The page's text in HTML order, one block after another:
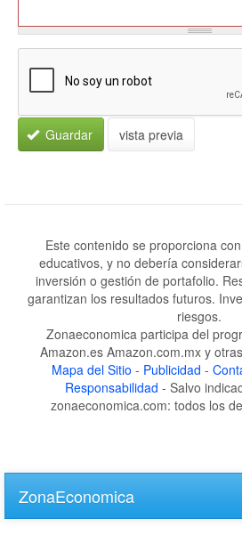
Guardar vista previa
Este contenido se proporciona
educativos, y no debería
inversión o gestión de portafolio.
garantizan los resultados futuros.
riesgos.
Zonaeconomica participa del
Amazon.es Amazon.com.mx y
Mapa del Sitio - Publicidad -
Responsabilidad - Salvo
zonaeconomica.com: todos los
main
content
ZonaEconomica